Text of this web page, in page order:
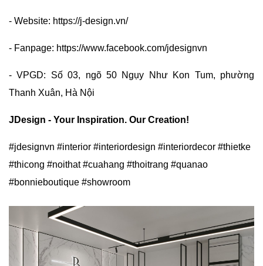
- Website: https://j-design.vn/
- Fanpage: https://www.facebook.com/jdesignvn
- VPGD: Số 03, ngõ 50 Ngụy Như Kon Tum, phường
Thanh Xuân, Hà Nội
JDesign - Your Inspiration. Our Creation!
#jdesignvn #interior #interiordesign #interiordecor #thietke
#thicong #noithat #cuahang #thoitrang #quanao
#bonnieboutique #showroom